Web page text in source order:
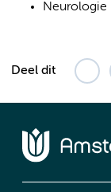
Neurologie
Deel dit